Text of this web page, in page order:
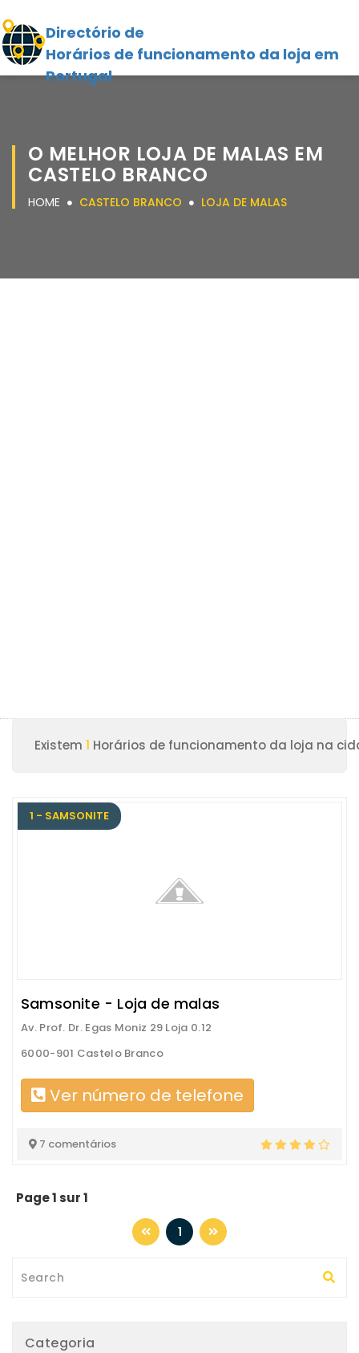
Directório de
Horários de funcionamento da loja em
Portugal
O MELHOR LOJA DE MALAS EM
CASTELO BRANCO
HOME CASTELO BRANCO LOJA DE MALAS
Existem 1 Horários de funcionamento da loja na
1 - SAMSONITE
Samsonite - Loja de malas
Av. Prof. Dr. Egas Moniz 29 Loja 0.12
6000-901 Castelo Branco
Ver número de telefone
7 comentários
Page 1 sur 1
1
Categoria